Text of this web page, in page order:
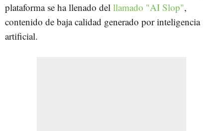
plataforma se ha llenado del llamado "AI Slop",
contenido de baja calidad generado por inteligencia
artificial.